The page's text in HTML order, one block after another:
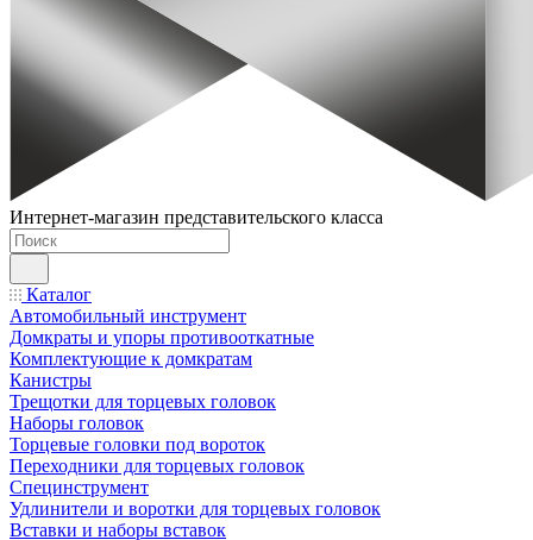
Интернет-магазин представительского класса
Каталог
Автомобильный инструмент
Домкраты и упоры противооткатные
Комплектующие к домкратам
Канистры
Трещотки для торцевых головок
Наборы головок
Торцевые головки под вороток
Переходники для торцевых головок
Специнструмент
Удлинители и воротки для торцевых головок
Вставки и наборы вставок